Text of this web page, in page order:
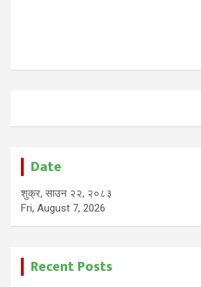
Date
शुक्र, साउन २२, २०८३
Fri, August 7, 2026
Recent Posts